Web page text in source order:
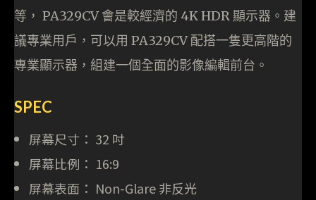
等， PA329CV 會是較經濟的 4K HDR 顯示器。建
議專業用戶，可以用 PA329CV 配搭一隻更高階的
專業顯示器，組建一個全面的影像編輯前台。
SPEC
屏幕尺寸： 32 吋
屏幕比例： 16:9
屏幕表面： Non-Glare 非反光